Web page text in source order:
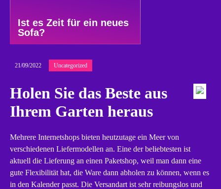
Ist es Zeit für ein neues
Sofa?
21/09/2022 Uncategorized
Holen Sie das Beste aus
Ihrem Garten heraus
Mehrere Internetshops bieten heutzutage ein Meer von
verschiedenen Liefermodellen an. Eine der beliebtesten ist
aktuell die Lieferung an einen Paketshop, weil man dann eine
gute Flexibilität hat, die Ware dann abholen zu können, wenn es
in den Kalender passt. Die Versandart ist sehr reibungslos und